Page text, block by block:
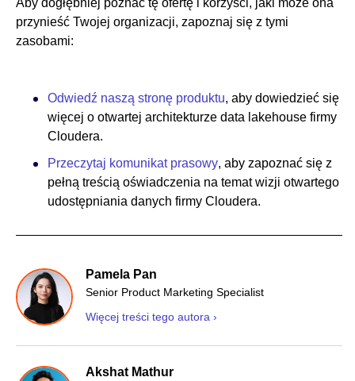
Aby dogłębniej poznać tę ofertę i korzyści, jaki może ona
przynieść Twojej organizacji, zapoznaj się z tymi
zasobami:
Odwiedź naszą stronę produktu, aby dowiedzieć się
więcej o otwartej architekturze data lakehouse firmy
Cloudera.
Przeczytaj komunikat prasowy, aby zapoznać się z
pełną treścią oświadczenia na temat wizji otwartego
udostępniania danych firmy Cloudera.
Pamela Pan
Senior Product Marketing Specialist
Więcej treści tego autora ›
Akshat Mathur